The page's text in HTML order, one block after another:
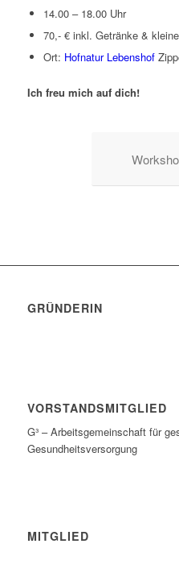
14.00 – 18.00 Uhr
70,- € inkl. Getränke &
Ort: Hofnatur Lebenshof
Ich freu mich auf dich!
GRÜNDERIN
VORSTANDSMITGLIED
G³ – Arbeitsgemeinschaft für
Gesundheitsversorgung
MITGLIED